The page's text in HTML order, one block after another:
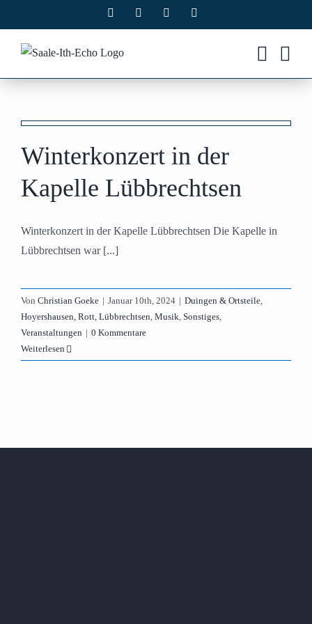
Inhalt
springen
Facebook Instagram
Winterkonzert in der
Kapelle Lübbrechtsen
Winterkonzert in der Kapelle Lübbrechtsen Die Kapelle in
Lübbrechtsen war [...]
Von Christian Goeke | Januar 10th, 2024 | Duingen & Ortsteile,
Hoyershausen, Rott, Lübbrechtsen, Musik, Sonstiges,
Veranstaltungen | 0 Kommentare
Weiterlesen